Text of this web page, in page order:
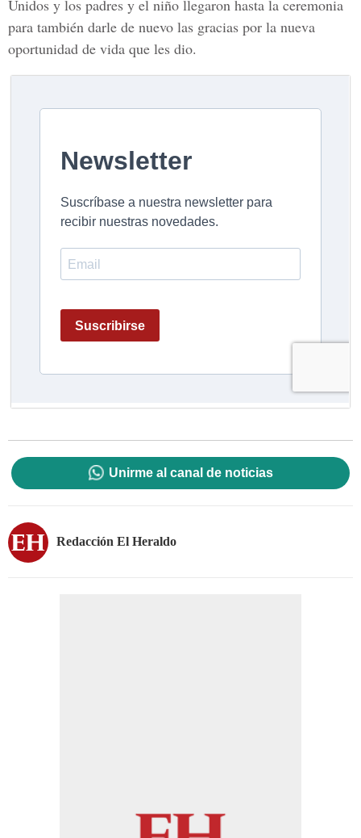
Unidos y los padres y el niño llegaron hasta la ceremonia
para también darle de nuevo las gracias por la nueva
oportunidad de vida que les dio.
Unirme al canal de noticias
Redacción El Heraldo